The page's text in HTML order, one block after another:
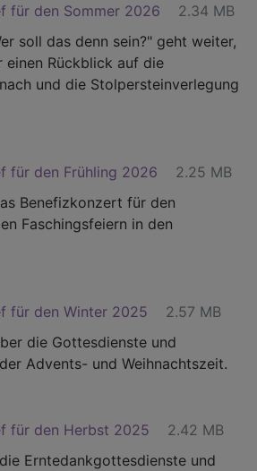
für den Sommer 2026
2.34 MB
soll das denn sein?" geht weiter,
einen Rückblick auf die
und die Stolpersteinverlegung
für den Frühling 2026
2.25 MB
Benefizkonzert für den
Faschingsfeiern in den
für den Winter 2025
2.57 MB
die Gottesdienste und
Advents- und Weihnachtszeit.
für den Herbst 2025
2.42 MB
Erntedankgottesdienste und